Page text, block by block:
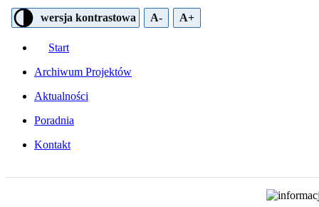
wersja kontrastowa A- A+
Start
Archiwum Projektów
Aktualności
Poradnia
Kontakt